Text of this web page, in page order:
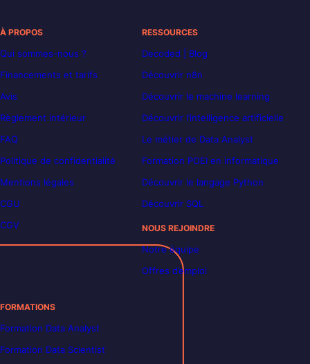
À PROPOS
Qui sommes-nous ?
Financements et tarifs
Avis
Règlement intérieur
FAQ
Politique de confidentialité
Mentions légales
CGU
CGV
RESSOURCES
Decoded | Blog
Découvrir n8n
Découvrir le machine learning
Découvrir l’intelligence artificielle
Le métier de Data Analyst
Formation POEI en informatique
Découvrir le langage Python
Découvrir SQL
NOUS REJOINDRE
Notre équipe
Offres d’emploi
FORMATIONS
Formation Data Analyst
Formation Data Scientist